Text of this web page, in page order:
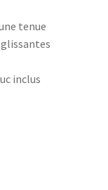
tenue
inclus